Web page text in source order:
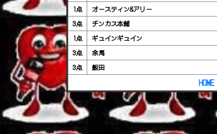
1点
オースティン&アリー
3点
チンカス本舗
1点
ギュインギュイン
3点
余馬
3点
飯田
HOME